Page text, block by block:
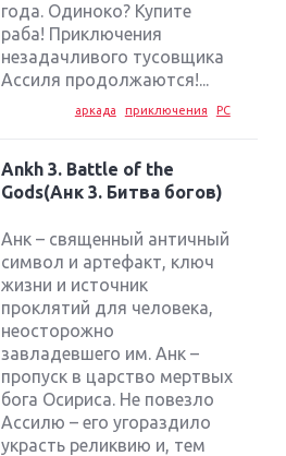
года. Одиноко? Купите
раба! Приключения
незадачливого тусовщика
Ассиля продолжаются!...
аркада приключения PC
Ankh 3. Battle of the
Gods(Анк 3. Битва богов)
Анк – священный античный
символ и артефакт, ключ
жизни и источник
проклятий для человека,
неосторожно
завладевшего им. Анк –
пропуск в царство мертвых
бога Осириса. Не повезло
Ассилю – его угораздило
украсть реликвию и, тем